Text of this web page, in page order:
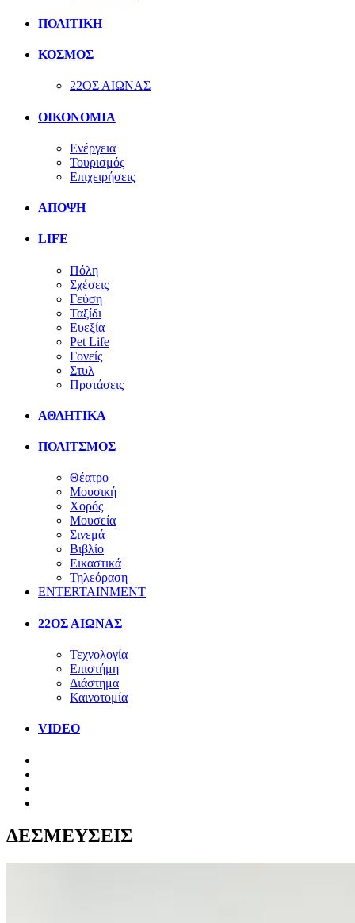
ΠΟΛΙΤΙΚΗ
ΚΟΣΜΟΣ
22ΟΣ ΑΙΩΝΑΣ
ΟΙΚΟΝΟΜΙΑ
Ενέργεια
Τουρισμός
Επιχειρήσεις
ΑΠΟΨΗ
LIFE
Πόλη
Σχέσεις
Γεύση
Ταξίδι
Ευεξία
Pet Life
Γονείς
Στυλ
Προτάσεις
ΑΘΛΗΤΙΚΑ
ΠΟΛΙΤΣΜΟΣ
Θέατρο
Μουσική
Χορός
Μουσεία
Σινεμά
Βιβλίο
Εικαστικά
Τηλεόραση
ENTERTAINMENT
22ΟΣ ΑΙΩΝΑΣ
Τεχνολογία
Επιστήμη
Διάστημα
Καινοτομία
VIDEO
ΔΕΣΜΕΥΣΕΙΣ